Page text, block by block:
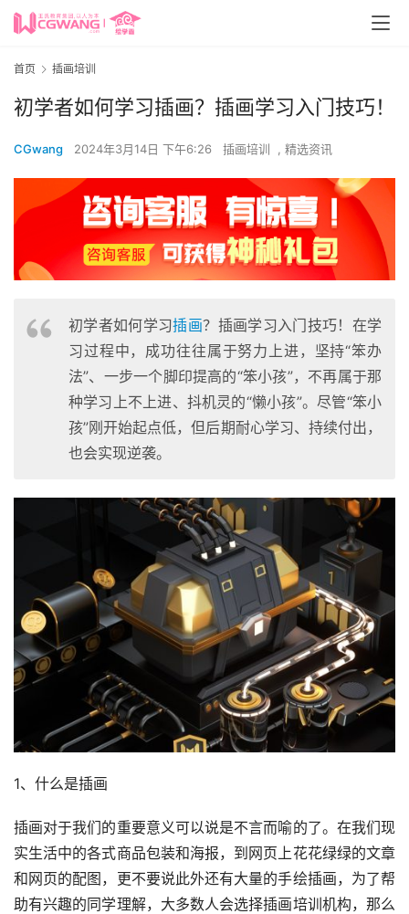
首页 插画培训
初学者如何学习插画？插画学习入门技巧！
CGwang 2024年3月14日 下午6:26 插画培训 , 精选资讯
初学者如何学习插画？插画学习入门技巧！在学
习过程中，成功往往属于努力上进，坚持“笨办
法”、一步一个脚印提高的“笨小孩”，不再属于那
种学习上不上进、抖机灵的“懒小孩”。尽管“笨小
孩”刚开始起点低，但后期耐心学习、持续付出，
也会实现逆袭。
1、什么是插画
插画对于我们的重要意义可以说是不言而喻的了。在我们现
实生活中的各式商品包装和海报，到网页上花花绿绿的文章
和网页的配图，更不要说此外还有大量的手绘插画，为了帮
助有兴趣的同学理解，大多数人会选择插画培训机构，那么